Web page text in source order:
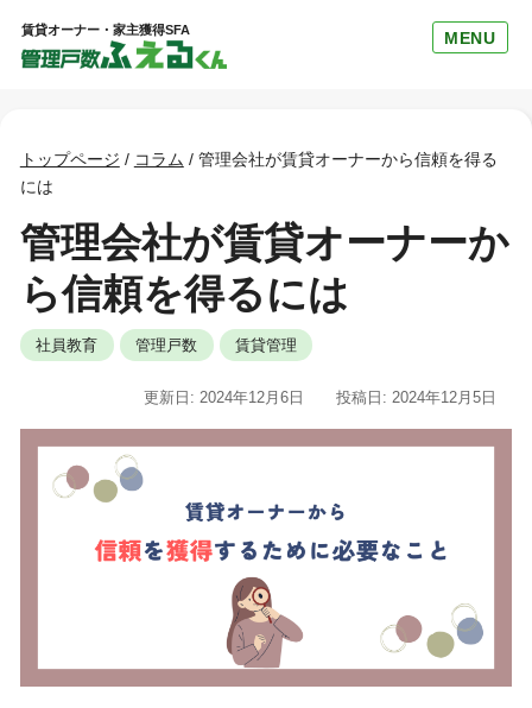
賃貸オーナー・家主獲得SFA MENU
トップページ / コラム / 管理会社が賃貸オーナーから信頼を得る
には
管理会社が賃貸オーナーか
ら信頼を得るには
社員教育 管理戸数 賃貸管理
投稿日: 2024年12月5日
更新日: 2024年12月6日